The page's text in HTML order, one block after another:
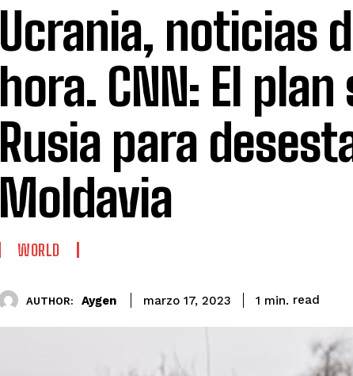
Ucrania, noticias
hora. CNN: El
Rusia para
Moldavia
WORLD
AUTHOR: Aygen marzo 17, 2023 1 min. read